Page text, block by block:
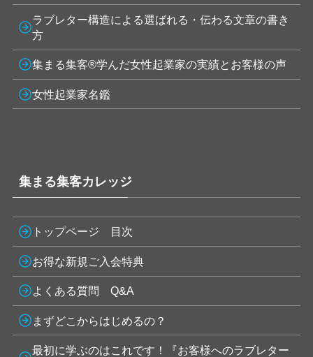
ラブレター構造による選ばれる・伝わる文章の書き
方
集まる集客®学んだ女性起業家の実績とお客様の声
女性起業家名鑑
集まる集客カレッジ
トップページ 目次
お得な新規ご入会特典
よくある質問 Q&A
まずどこからはじめるの？
最初に学ぶのはこれです！『お客様へのラブレター